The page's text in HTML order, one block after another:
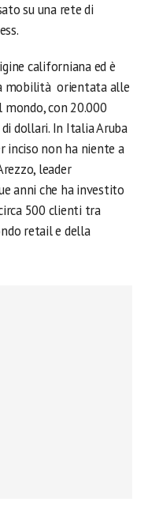
su una rete di
californiana ed è
mobilità orientata alle
mondo, con 20.000
dollari. In Italia Aruba
inciso non ha niente a
leader
anni che ha investito
500 clienti tra
retail e della